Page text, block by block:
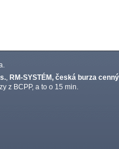
RM-SYSTÉM, česká burza
z BCPP, a to o 15 min.